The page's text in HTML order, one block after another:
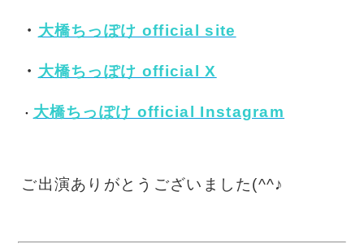
・ 大橋ちっぽけ official site
・ 大橋ちっぽけ official X
・ 大橋ちっぽけ official Instagram
ご出演ありがとうございました(^^♪